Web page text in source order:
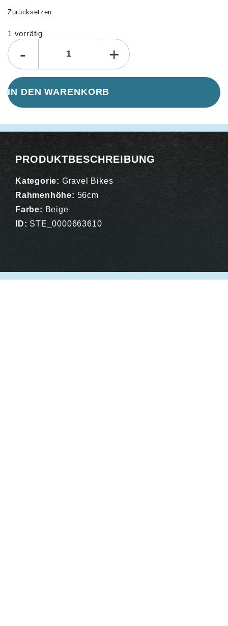
Zurücksetzen
1 vorrätig
- +
IN DEN WARENKORB
PRODUKTBESCHREIBUNG
Kategorie: Gravel Bikes
Rahmenhöhe: 56cm
Farbe: Beige
ID: STE_0000663610